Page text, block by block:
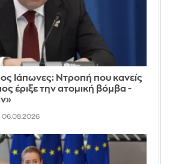
Ιάπωνες: Ντροπή που κανείς
έριξε την ατομική βόμβα -
06.08.2026